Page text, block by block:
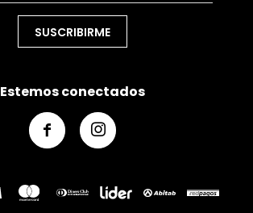
SUSCRIBIRME
Estemos conectados
 